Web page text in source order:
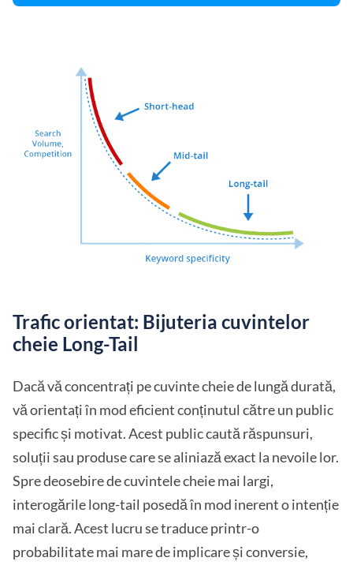
Trafic orientat: Bijuteria cuvintelor
cheie Long-Tail
Dacă vă concentrați pe cuvinte cheie de lungă durată,
vă orientați în mod eficient conținutul către un public
specific și motivat. Acest public caută răspunsuri,
soluții sau produse care se aliniază exact la nevoile lor.
Spre deosebire de cuvintele cheie mai largi,
interogările long-tail posedă în mod inerent o intenție
mai clară. Acest lucru se traduce printr-o
probabilitate mai mare de implicare și conversie,